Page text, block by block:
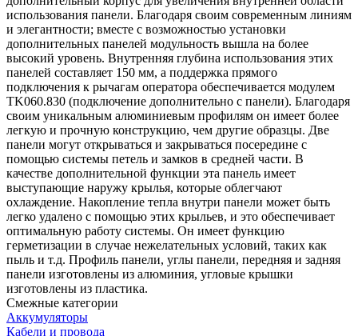
использования панели. Благодаря своим современным линиям
и элегантности; вместе с возможностью установки
дополнительных панелей модульность вышла на более
высокий уровень. Внутренняя глубина использования этих
панелей составляет 150 мм, а поддержка прямого
подключения к рычагам оператора обеспечивается модулем
TK060.830 (подключение дополнительно с панели). Благодаря
своим уникальным алюминиевым профилям он имеет более
легкую и прочную конструкцию, чем другие образцы. Две
панели могут открываться и закрываться посередине с
помощью системы петель и замков в средней части. В
качестве дополнительной функции эта панель имеет
выступающие наружу крылья, которые облегчают
охлаждение. Накопление тепла внутри панели может быть
легко удалено с помощью этих крыльев, и это обеспечивает
оптимальную работу системы. Он имеет функцию
герметизации в случае нежелательных условий, таких как
пыль и т.д. Профиль панели, углы панели, передняя и задняя
панели изготовлены из алюминия, угловые крышки
изготовлены из пластика.
Смежные категории
Аккумуляторы
Кабели и провода